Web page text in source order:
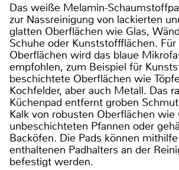
Das weiße Melamin-
zur Nassreinigung von lackierten
glatten Oberflächen wie Glas,
Schuhe oder Kunststoffflächen.
Oberflächen wird das blaue
empfohlen, zum Beispiel für
beschichtete Oberflächen wie
Kochfelder, aber auch Metall. Das
Küchenpad entfernt groben
Kalk von robusten Oberflächen wie
unbeschichteten Pfannen oder
Backöfen. Die Pads können
enthaltenen Padhalters an der
befestigt werden.